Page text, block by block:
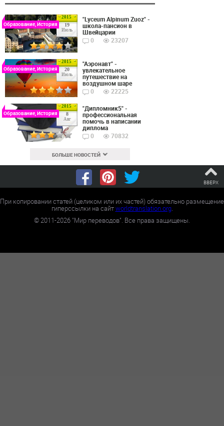
2015
19
Июль
Образование, История
"Lyceum Alpinum Zuoz" -
школа-пансион в
Швейцарии
0
23207
2015
20
Июль
Образование, История
"Аэронавт" -
увлекательное
путешествие на
воздушном шаре
0
22225
2015
8
Авг
Образование, История
"Дипломник5" -
профессиональная
помочь в написании
диплома
0
70832
БОЛЬШЕ НОВОСТЕЙ
ВВЕРХ
При копировании статей (целиком или их частей) обязательно размещение
гиперссылки на сайтworldtranslation.org.
©2011-2026 "Мир переводов". Все права защищены.